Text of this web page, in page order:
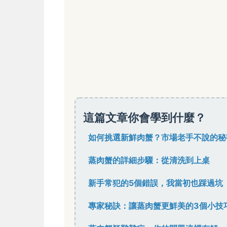
這篇文章你會學到什麼？
如何挑選新鮮肉蟹？市場老手不說的
蒸肉蟹的詳細步驟：從清洗到上桌
新手常犯的5個錯誤，我當初也踩過坑
專家秘訣：讓蒸肉蟹更鮮美的3個小技